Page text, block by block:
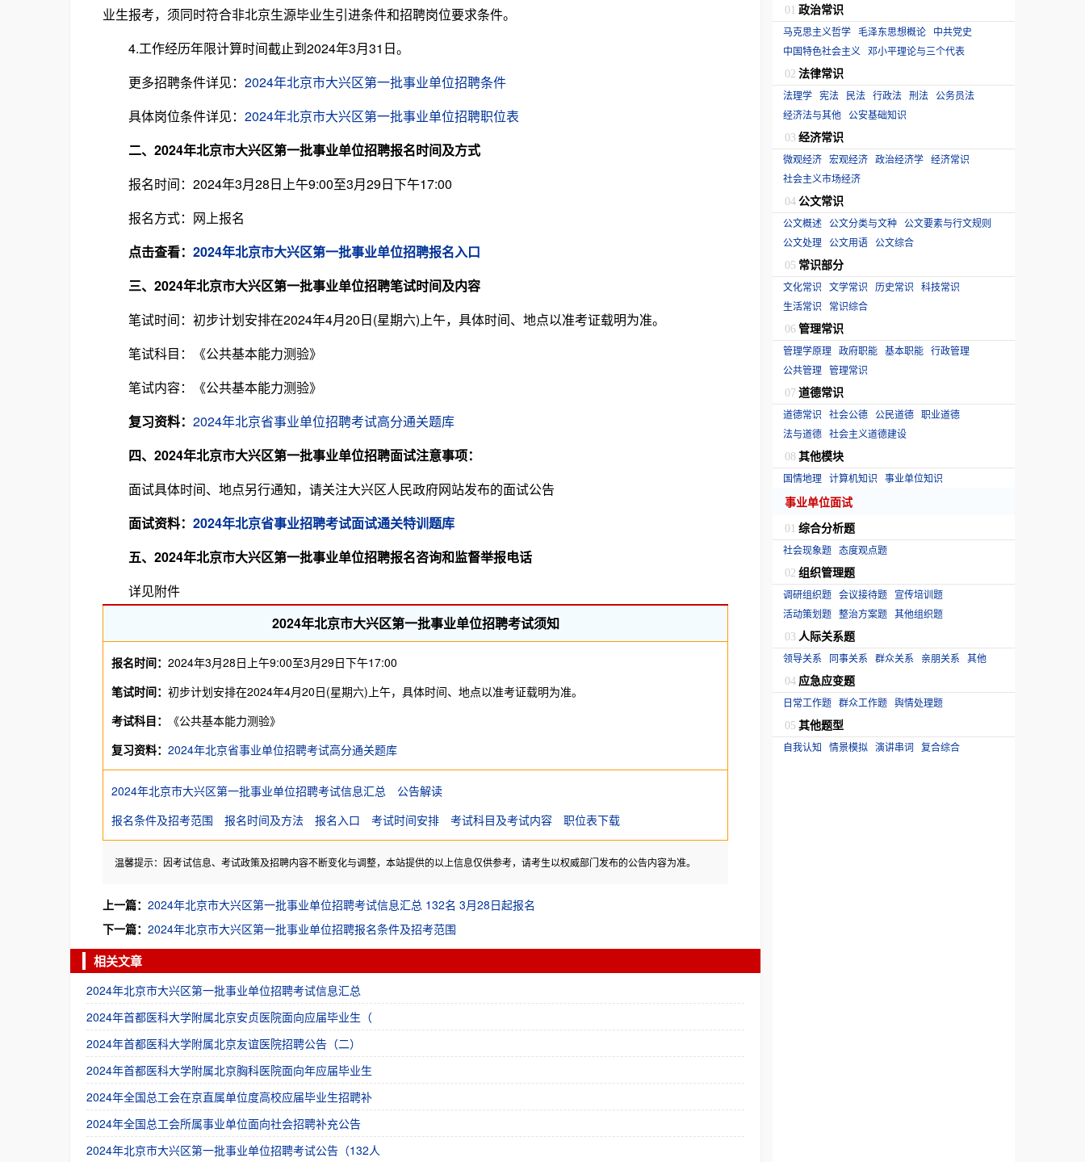
业生报考，须同时符合非北京生源毕业生引进条件和招聘岗位要求条件。
4.工作经历年限计算时间截止到2024年3月31日。
更多招聘条件详见： 2024年北京市大兴区第一批事业单位招聘条件
具体岗位条件详见： 2024年北京市大兴区第一批事业单位招聘职位表
二、2024年北京市大兴区第一批事业单位招聘报名时间及方式
报名时间：2024年3月28日上午9:00至3月29日下午17:00
报名方式：网上报名
点击查看： 2024年北京市大兴区第一批事业单位招聘报名入口
三、2024年北京市大兴区第一批事业单位招聘笔试时间及内容
笔试时间：初步计划安排在2024年4月20日(星期六)上午，具体时间、地点以准考证载明为准。
笔试科目：《公共基本能力测验》
笔试内容：《公共基本能力测验》
复习资料： 2024年北京省事业单位招聘考试高分通关题库
四、2024年北京市大兴区第一批事业单位招聘面试注意事项：
面试具体时间、地点另行通知，请关注大兴区人民政府网站发布的面试公告
面试资料： 2024年北京省事业招聘考试面试通关特训题库
五、2024年北京市大兴区第一批事业单位招聘报名咨询和监督举报电话
详见附件
2024年北京市大兴区第一批事业单位招聘考试须知
报名时间： 2024年3月28日上午9:00至3月29日下午17:00
笔试时间： 初步计划安排在2024年4月20日(星期六)上午，具体时间、地点以准考证载明为准。
考试科目：
《公共基本能力测验》
复习资料： 2024年北京省事业单位招聘考试高分通关题库
2024年北京市大兴区第一批事业单位招聘考试信息汇总
公告解读
报名条件及招考范围
报名时间及方法 报名入口 考试时间安排 考试科目及考试内容 职位表下载
温馨提示：因考试信息、考试政策及招聘内容不断变化与调整，本站提供的以上信息仅供参考，请考生以权威部门发布的公告内容为准。
上一篇： 2024年北京市大兴区第一批事业单位招聘考试信息汇总 132名 3月28日起报名
下一篇： 2024年北京市大兴区第一批事业单位招聘报名条件及招考范围
相关文章
2024年北京市大兴区第一批事业单位招聘考试信息汇总
2024年首都医科大学附属北京安贞医院面向应届毕业生（
2024年首都医科大学附属北京友谊医院招聘公告（二）
2024年首都医科大学附属北京胸科医院面向年应届毕业生
2024年全国总工会在京直属单位度高校应届毕业生招聘补
2024年全国总工会所属事业单位面向社会招聘补充公告
2024年北京市大兴区第一批事业单位招聘考试公告（132人
01 政治常识
马克思主义哲学 毛泽东思想概论 中共党史
中国特色社会主义 邓小平理论与三个代表
02 法律常识
法理学 宪法 民法 行政法 刑法 公务员法
经济法与其他 公安基础知识
03 经济常识
微观经济 宏观经济 政治经济学 经济常识
社会主义市场经济
04 公文常识
公文概述 公文分类与文种 公文要素与行文规则
公文处理 公文用语 公文综合
05 常识部分
文化常识 文学常识 历史常识 科技常识
生活常识
常识综合
06 管理常识
管理学原理 政府职能 基本职能 行政管理
公共管理 管理常识
07 道德常识
道德常识 社会公德 公民道德 职业道德
法与道德 社会主义道德建设
08 其他模块
国情地理 计算机知识 事业单位知识
事业单位面试
01 综合分析题
社会现象题 态度观点题
02 组织管理题
调研组织题 会议接待题 宣传培训题
活动策划题 整治方案题 其他组织题
03 人际关系题
领导关系 同事关系 群众关系 亲朋关系 其他
04 应急应变题
日常工作题 群众工作题 舆情处理题
05 其他题型
自我认知 情景模拟 演讲串词 复合综合